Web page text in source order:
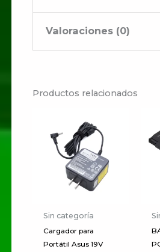
Valoraciones (0)
“RADIO SONY
Tu dirección de correo
electrónico no será
Los campos
Tu
puntuación
Productos relacionados
Sin categoría
Cargador para
Portátil Asus 19V